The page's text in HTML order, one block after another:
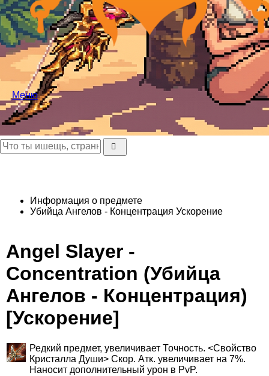
Меню
Информация о предмете
Убийца Ангелов - Концентрация Ускорение
Angel Slayer -
Concentration (Убийца
Ангелов - Концентрация)
[Ускорение]
Редкий предмет, увеличивает Точность. <Свойство
Кристалла Души> Скор. Атк. увеличивает на 7%.
Наносит дополнительный урон в PvP.